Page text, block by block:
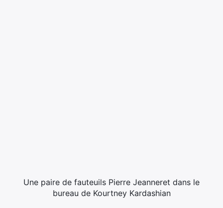
Une paire de fauteuils Pierre Jeanneret dans le
bureau de Kourtney Kardashian